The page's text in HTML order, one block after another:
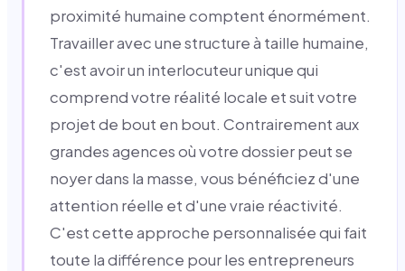
proximité humaine comptent énormément.
Travailler avec une structure à taille humaine,
c'est avoir un interlocuteur unique qui
comprend votre réalité locale et suit votre
projet de bout en bout. Contrairement aux
grandes agences où votre dossier peut se
noyer dans la masse, vous bénéficiez d'une
attention réelle et d'une vraie réactivité.
C'est cette approche personnalisée qui fait
toute la différence pour les entrepreneurs